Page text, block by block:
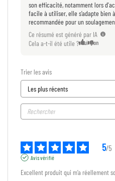
son efficacité, notamment lors
facile à utiliser, elle s’adapte bien
recommandée pour un
Ce résumé est généré par IA
Cela a-t-il été utile ? Oui Non
Trier les avis
5/5
Avis vérifié
Excellent produit qui m’a réellement